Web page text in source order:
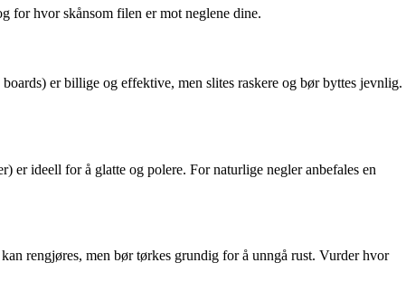
for hvor skånsom filen er mot neglene dine.
er billige og effektive, men slites raskere og bør byttes jevnlig.
ideell for å glatte og polere. For naturlige negler anbefales en
rengjøres, men bør tørkes grundig for å unngå rust. Vurder hvor